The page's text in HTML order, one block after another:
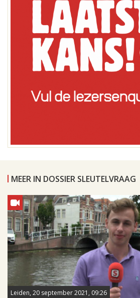
MEER IN DOSSIER SLEUTELVRAAG
Leiden, 20 september 2021, 09:26